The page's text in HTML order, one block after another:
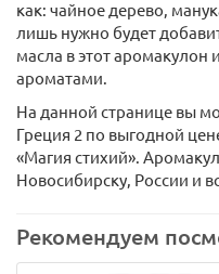
как: чайное дерево,
лишь нужно будет
масла в этот аромакулон
ароматами.
На данной странице вы
Греция 2 по выгодной
«Магия стихий».
Новосибирску, России и
Рекомендуем